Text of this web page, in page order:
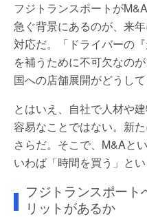
フジトランスポートが
急ぐ背景にあるのが、来
対応だ。「ドライバーの
を補うために不可欠なの
国への店舗展開がどうし
とはいえ、自社で人材や
容易なことではない。新
さらだ。そこで、M&Aと
いわば「時間を買う」とい
フジトランスポート
リットがあるか